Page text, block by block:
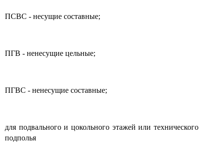
ПСВС - несущие составные;
ПГВ - ненесущие цельные;
ПГВС - ненесущие составные;
для подвального и цокольного этажей или технического
подполья